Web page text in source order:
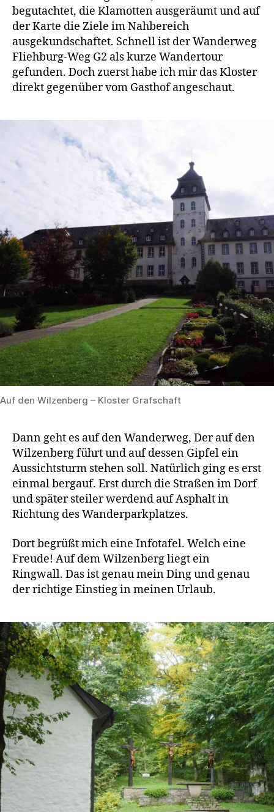
begutachtet, die Klamotten ausgeräumt und auf
der Karte die Ziele im Nahbereich
ausgekundschaftet. Schnell ist der Wanderweg
Fliehburg-Weg G2 als kurze Wandertour
gefunden. Doch zuerst habe ich mir das Kloster
direkt gegenüber vom Gasthof angeschaut.
Auf den Wilzenberg – Kloster Grafschaft
Dann geht es auf den Wanderweg, Der auf den
Wilzenberg führt und auf dessen Gipfel ein
Aussichtsturm stehen soll. Natürlich ging es erst
einmal bergauf. Erst durch die Straßen im Dorf
und später steiler werdend auf Asphalt in
Richtung des Wanderparkplatzes.
Dort begrüßt mich eine Infotafel. Welch eine
Freude! Auf dem Wilzenberg liegt ein
Ringwall. Das ist genau mein Ding und genau
der richtige Einstieg in meinen Urlaub.